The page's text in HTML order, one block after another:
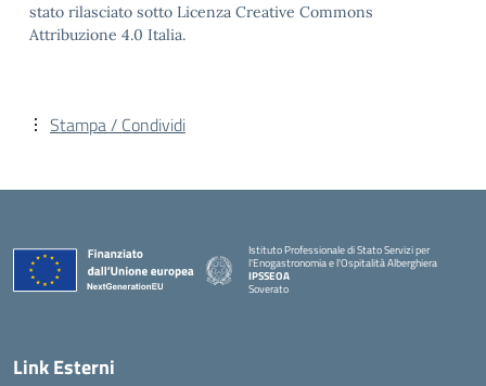
stato rilasciato sotto Licenza Creative Commons
Attribuzione 4.0 Italia.
Stampa / Condividi
Istituto Professionale di Stato Servizi per
l'Enogastronomia e l'Ospitalità Alberghiera
IPSSEOA
Soverato
Link Esterni